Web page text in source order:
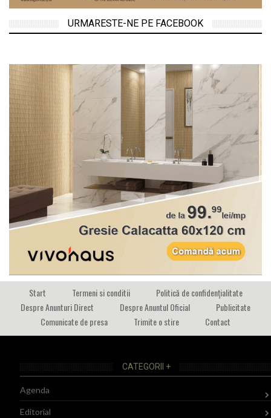
URMARESTE-NE PE FACEBOOK
Start Termeni si conditii
Politică de confidențialitate
Despre Anunturi Direct
Despre Anuntul Oficial
Publicitate
Comunicate de presa
Trimite o stire Contact
CATEGORII +
Agenda
Editorial